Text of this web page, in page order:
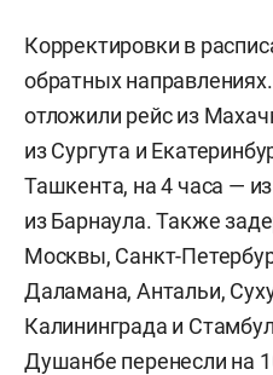
Корректировки в
обратных
отложили рейс из
из Сургута и
Ташкента, на 4 часа —
из Барнаула. Также
Москвы, Санкт-
Даламана, Антальи,
Калининграда и
Душанбе перенесли на